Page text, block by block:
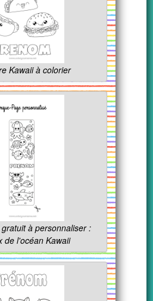
Kawaii à colorier
à personnaliser :
de l'océan Kawaii